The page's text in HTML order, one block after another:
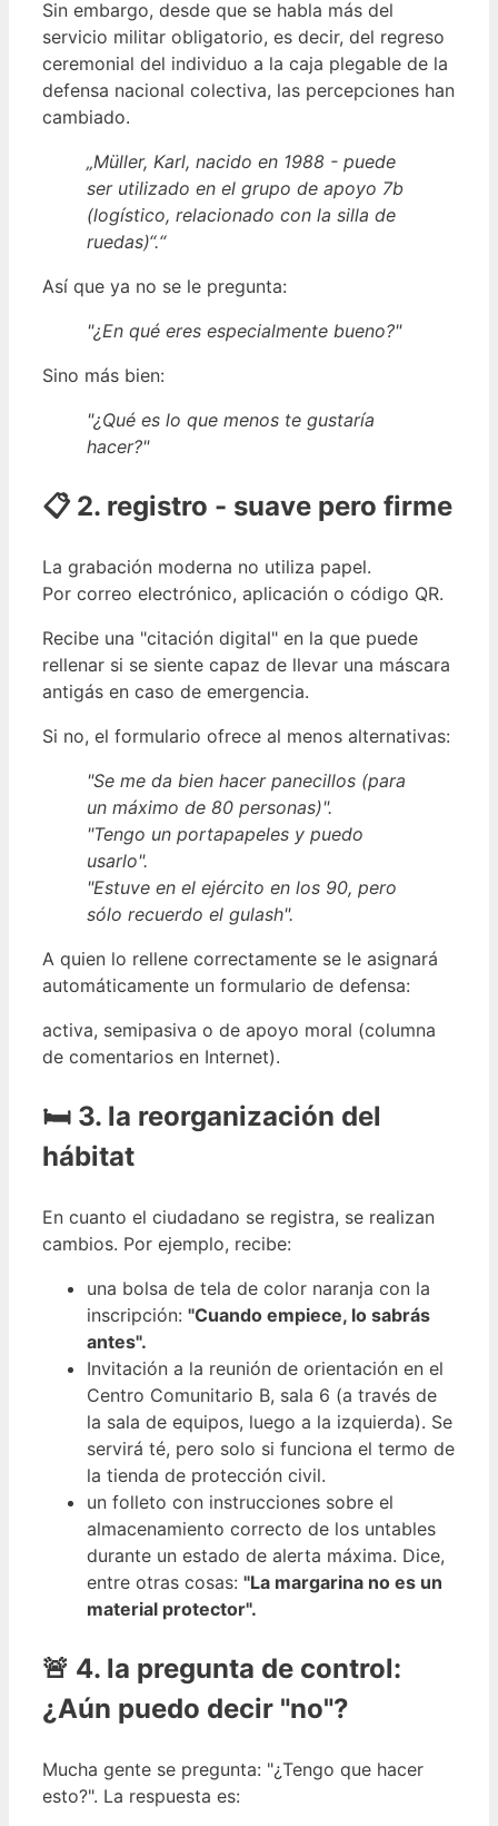
Sin embargo, desde que se habla más del
servicio militar obligatorio, es decir, del regreso
ceremonial del individuo a la caja plegable de la
defensa nacional colectiva, las percepciones han
cambiado.
„Müller, Karl, nacido en 1988 - puede
ser utilizado en el grupo de apoyo 7b
(logístico, relacionado con la silla de
ruedas)“.“
Así que ya no se le pregunta:
"¿En qué eres especialmente bueno?"
Sino más bien:
"¿Qué es lo que menos te gustaría
hacer?"
📋 2. registro - suave pero firme
La grabación moderna no utiliza papel.
Por correo electrónico, aplicación o código QR.
Recibe una "citación digital" en la que puede
rellenar si se siente capaz de llevar una máscara
antigás en caso de emergencia.
Si no, el formulario ofrece al menos alternativas:
"Se me da bien hacer panecillos (para
un máximo de 80 personas)".
"Tengo un portapapeles y puedo
usarlo".
"Estuve en el ejército en los 90, pero
sólo recuerdo el gulash".
A quien lo rellene correctamente se le asignará
automáticamente un formulario de defensa:
activa, semipasiva o de apoyo moral (columna
de comentarios en Internet).
🛏 3. la reorganización del
hábitat
En cuanto el ciudadano se registra, se realizan
cambios. Por ejemplo, recibe:
una bolsa de tela de color naranja con la
inscripción: "Cuando empiece, lo sabrás
antes".
Invitación a la reunión de orientación en el
Centro Comunitario B, sala 6 (a través de
la sala de equipos, luego a la izquierda). Se
servirá té, pero solo si funciona el termo de
la tienda de protección civil.
un folleto con instrucciones sobre el
almacenamiento correcto de los untables
durante un estado de alerta máxima. Dice,
entre otras cosas: "La margarina no es un
material protector".
🚨 4. la pregunta de control:
¿Aún puedo decir "no"?
Mucha gente se pregunta: "¿Tengo que hacer
esto?". La respuesta es: